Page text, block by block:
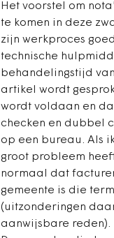
Het voorstel om
te komen in deze
zijn werkproces
technische
behandelingstijd
artikel wordt
wordt voldaan en
checken en dubbel
op een bureau. Als
groot probleem
normaal dat
gemeente is die
(uitzonderingen
aanwijsbare reden).